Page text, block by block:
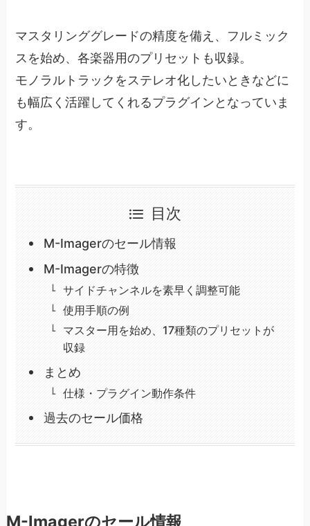
マスタリンググレードの精度を備え、フルミック
スを始め、各楽器用のプリセットも収録。
モノラルトラックをステレオ化したいときなどに
も幅広く活躍してくれるプラグインとなっていま
す。
目次
M-Imagerのセール情報
M-Imagerの特徴
サイドチャンネルを素早く調整可能
使用手順の例
マスター用を始め、17種類のプリセットが
収録
まとめ
仕様・プラグイン動作条件
過去のセール価格
M-Imagerのセール情報